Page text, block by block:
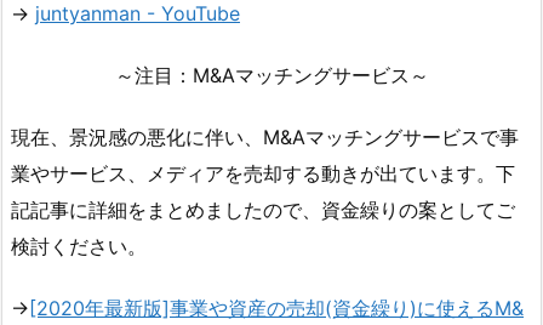
→ juntyanman - YouTube
～注目：M&Aマッチングサービス～
現在、景況感の悪化に伴い、M&Aマッチングサービスで事
業やサービス、メディアを売却する動きが出ています。下
記記事に詳細をまとめましたので、資金繰りの案としてご
検討ください。
→[2020年最新版]事業や資産の売却(資金繰り)に使えるM&